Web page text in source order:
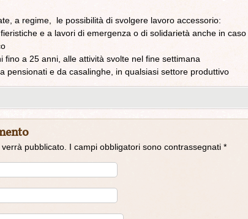
a regime, le possibilità di svolgere lavoro accessorio:
e a lavori di emergenza o di solidarietà anche in caso
a 25 anni, alle attività svolte nel fine settimana
e da casalinghe, in qualsiasi settore produttivo
pubblicato. I campi obbligatori sono contrassegnati *